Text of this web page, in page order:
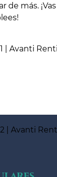
de más.